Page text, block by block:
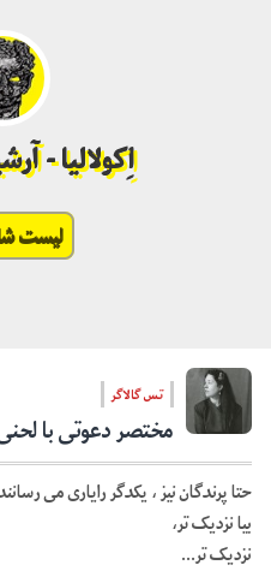
اِکولالیا -
لیست
تس گالاگر
مختصر دعوتی با
حتا پرندگان نیز ، یکدگر رایاری می
بیا نزدیک تر،
نزدیک تر…